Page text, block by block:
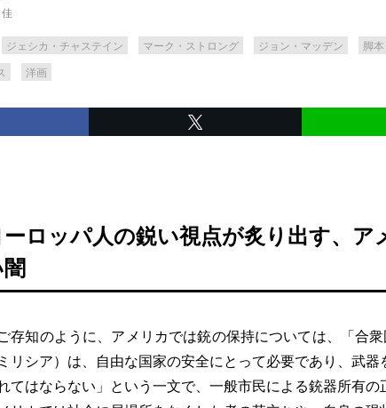
ジェシカ・チャステイン マーク・ストロング ジョン・マッデン 脚本
洋画
ーロッパ人の鋭い視点が炙り出す、ア
存知のように、アメリカでは銃の保持については、「合
ミリシア）は、自由な国家の安全にとって必要であり、武
てはならない」という一文で、一般市民による銃器所有の